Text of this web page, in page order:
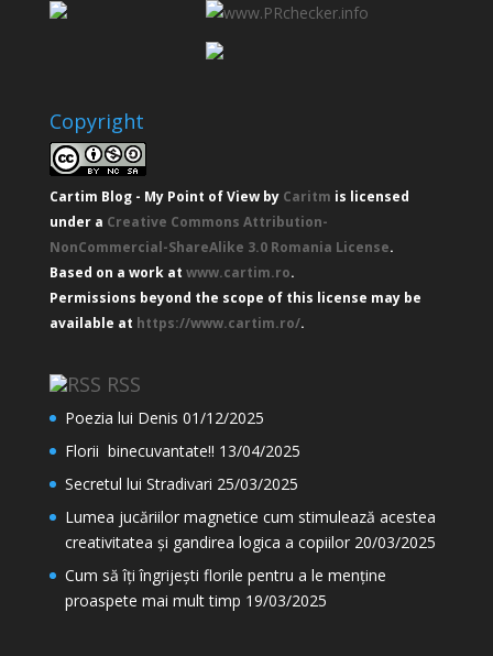
Copyright
Cartim Blog - My Point of Viewby Caritm is licensed
under a Creative Commons Attribution-
NonCommercial-ShareAlike 3.0 Romania License.
Based on a work at www.cartim.ro.
Permissions beyond the scope of this license may be
available at https://www.cartim.ro/.
RSS
Poezia lui Denis 01/12/2025
Florii binecuvantate!! 13/04/2025
Secretul lui Stradivari 25/03/2025
Lumea jucăriilor magnetice cum stimulează acestea
creativitatea și gandirea logica a copiilor 20/03/2025
Cum să îți îngrijești florile pentru a le menține
proaspete mai mult timp 19/03/2025